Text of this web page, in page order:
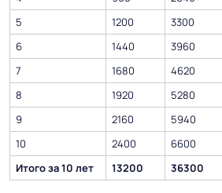
5
1200 3300
6
1440 3960
7
1680 4620
8
1920 5280
9
2160 5940
10
2400 6600
Итого за 10 лет
13200 36300